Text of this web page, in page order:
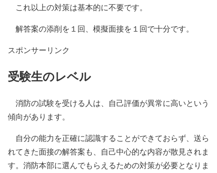
これ以上の対策は基本的に不要です。
解答案の添削を１回、模擬面接を１回で十分です。
スポンサーリンク
受験生のレベル
消防の試験を受ける人は、 自己評価が異常に高いという
傾向があります。
自分の能力を正確に認識することができておらず、送ら
れてきた面接の解答案も、自己中心的な内容が散見されま
す。消防本部に選んでもらえるための対策が必要となりま